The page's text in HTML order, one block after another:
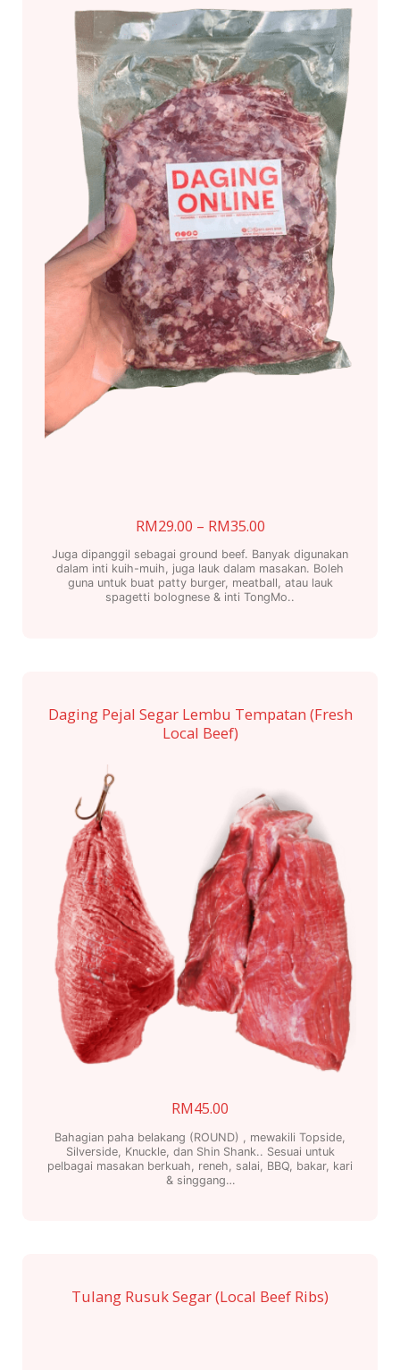
RM29.00 – RM35.00Price
range:
RM29.00
through
RM35.00
Juga dipanggil sebagai ground beef. Banyak digunakan
dalam inti kuih-muih, juga lauk dalam masakan. Boleh
guna untuk buat patty burger, meatball, atau lauk
spagetti bolognese & inti TongMo..
multiple
variants.
chosen
the
product
page
Daging Pejal Segar Lembu Tempatan (Fresh
Local Beef)
RM45.00
Bahagian paha belakang (ROUND) , mewakili Topside,
Silverside, Knuckle, dan Shin Shank.. Sesuai untuk
pelbagai masakan berkuah, reneh, salai, BBQ, bakar, kari
& singgang…
Tulang Rusuk Segar (Local Beef Ribs)